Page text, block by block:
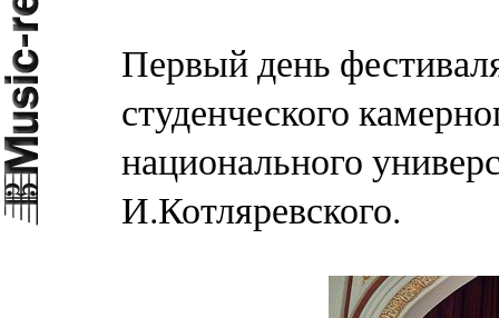
Первый день
студенческого
национального
И.Котляревского.